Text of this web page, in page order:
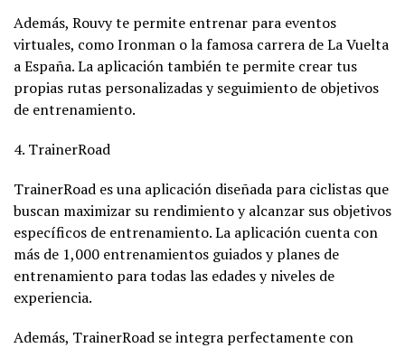
Además, Rouvy te permite entrenar para eventos
virtuales, como Ironman o la famosa carrera de La Vuelta
a España. La aplicación también te permite crear tus
propias rutas personalizadas y seguimiento de objetivos
de entrenamiento.
4. TrainerRoad
TrainerRoad es una aplicación diseñada para ciclistas que
buscan maximizar su rendimiento y alcanzar sus objetivos
específicos de entrenamiento. La aplicación cuenta con
más de 1,000 entrenamientos guiados y planes de
entrenamiento para todas las edades y niveles de
experiencia.
Además, TrainerRoad se integra perfectamente con